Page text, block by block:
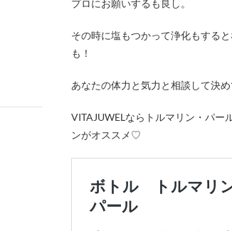
プロにお願いするも良し。
その時に塩もつかって浄化もする
も！
あなたの体力と気力と相談して決め
VITAJUWELならトルマリン・パー
ンがオススメ♡